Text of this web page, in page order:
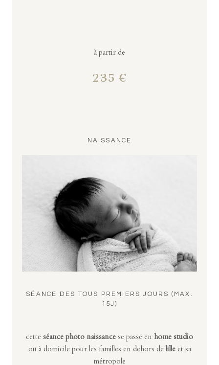
à partir de
235 €
NAISSANCE
SÉANCE DES TOUS PREMIERS JOURS (MAX.
15J)
cette séance photo naissance se passe en home studio
ou à domicile pour les familles en dehors delilleet sa
métropole